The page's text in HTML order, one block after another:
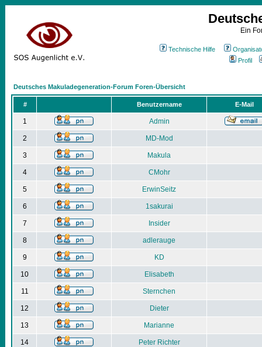
Ein
Technische Hilfe
Profil
Deutsches Makuladegeneration-Forum Foren-Übersicht
# Benutzername E-Mail
1 Admin
2 MD-Mod
3 Makula
4 CMohr
5 ErwinSeitz
6 1sakurai
7 Insider
8 adlerauge
9 KD
10 Elisabeth
11 Sternchen
12 Dieter
13 Marianne
14 Peter Richter